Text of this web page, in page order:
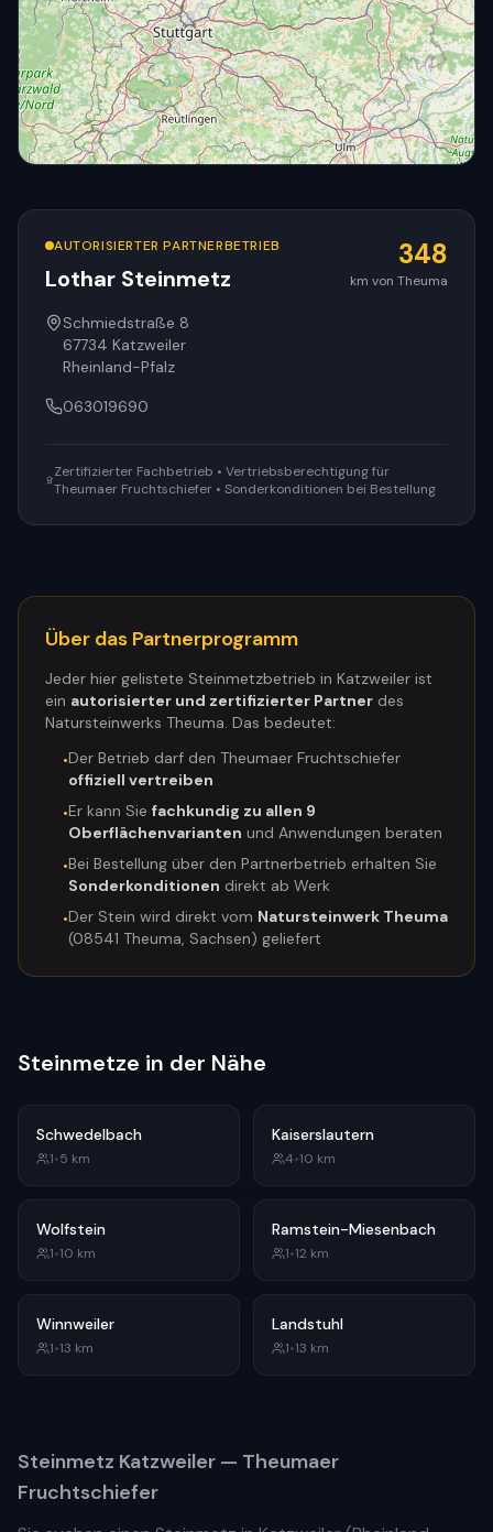
AUTORISIERTER PARTNERBETRIEB
Lothar Steinmetz
348
km von Theuma
Schmiedstraße 8
67734 Katzweiler
Rheinland-Pfalz
063019690
Zertifizierter Fachbetrieb • Vertriebsberechtigung für
Theumaer Fruchtschiefer • Sonderkonditionen bei Bestellung
Über das Partnerprogramm
Jeder hier gelistete Steinmetzbetrieb in Katzweiler ist
ein autorisierter und zertifizierter Partner des
Natursteinwerks Theuma. Das bedeutet:
•Der Betrieb darf den Theumaer Fruchtschiefer
offiziell vertreiben
•Er kann Sie fachkundig zu allen 9
Oberflächenvarianten und Anwendungen beraten
•Bei Bestellung über den Partnerbetrieb erhalten Sie
Sonderkonditionen direkt ab Werk
•Der Stein wird direkt vom Natursteinwerk Theuma
(08541 Theuma, Sachsen) geliefert
Steinmetze in der Nähe
Schwedelbach
1•5 km
Kaiserslautern
4•10 km
Wolfstein
1•10 km
Ramstein-Miesenbach
1•12 km
Winnweiler
1•13 km
Landstuhl
1•13 km
Steinmetz Katzweiler — Theumaer
Fruchtschiefer